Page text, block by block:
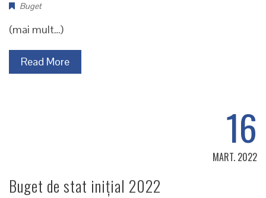
Buget
(mai mult…)
Read More
16
MART. 2022
Buget de stat inițial 2022